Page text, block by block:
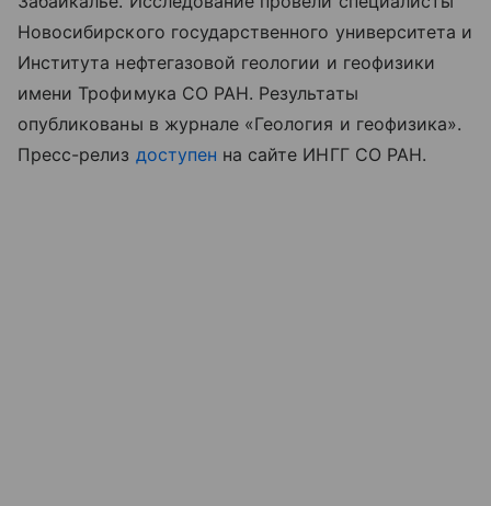
Новосибирского государственного университета и
Института нефтегазовой геологии и геофизики
имени Трофимука СО РАН. Результаты
опубликованы в журнале «Геология и геофизика».
Пресс-релиз доступен на сайте ИНГГ СО РАН.